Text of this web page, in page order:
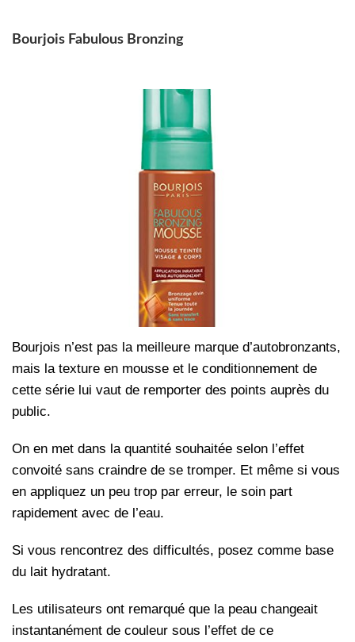
Bourjois Fabulous Bronzing
Bourjois n’est pas la meilleure marque d’autobronzants,
mais la texture en mousse et le conditionnement de
cette série lui vaut de remporter des points auprès du
public.
On en met dans la quantité souhaitée selon l’effet
convoité sans craindre de se tromper. Et même si vous
en appliquez un peu trop par erreur, le soin part
rapidement avec de l’eau.
Si vous rencontrez des difficultés, posez comme base
du lait hydratant.
Les utilisateurs ont remarqué que la peau changeait
instantanément de couleur sous l’effet de ce